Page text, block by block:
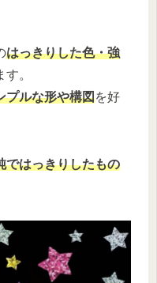
はっきりした色・強
。
プルな形や構図を好
ではっきりしたもの